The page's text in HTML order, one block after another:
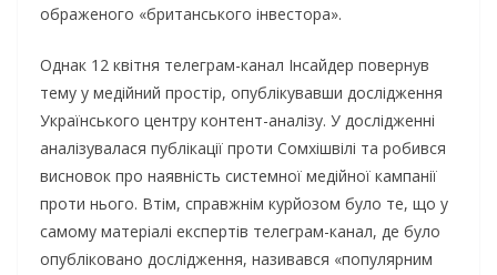
ображеного «британського інвестора».
Однак 12 квітня телеграм-канал Інсайдер повернув
тему у медійний простір, опублікувавши дослідження
Українського центру контент-аналізу. У дослідженні
аналізувалася публікації проти Сомхішвілі та робився
висновок про наявність системної медійної кампанії
проти нього. Втім, справжнім курйозом було те, що у
самому матеріалі експертів телеграм-канал, де було
опубліковано дослідження, називався «популярним